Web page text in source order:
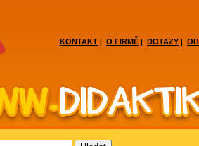
KONTAKT | O FIRMĚ | DOTAZY |